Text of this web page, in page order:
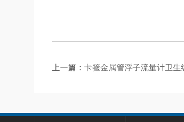
上一篇：卡箍金属管浮子流量计卫生